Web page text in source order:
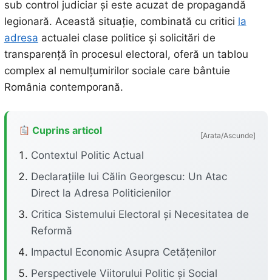
sub control judiciar și este acuzat de propagandă
legionară. Această situație, combinată cu critici la
adresa actualei clase politice și solicitări de
transparență în procesul electoral, oferă un tablou
complex al nemulțumirilor sociale care bântuie
România contemporană.
Cuprins articol [Arata/Ascunde]
Contextul Politic Actual
Declarațiile lui Călin Georgescu: Un Atac
Direct la Adresa Politicienilor
Critica Sistemului Electoral și Necesitatea de
Reformă
Impactul Economic Asupra Cetățenilor
Perspectivele Viitorului Politic și Social